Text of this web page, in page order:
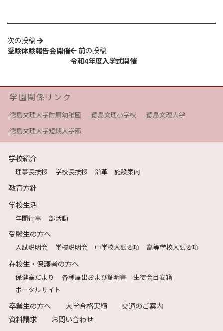
前の投稿
令和4年度入学式開催
次の投稿
受験体験報告会開催
学園関係リンク
徳島文理大学附属幼稚園 徳島文理小学校
徳島文理大学
徳島文理大学短期大学部
学校紹介
理事長挨拶 学校長挨拶 沿革 施設案内
教育方針
学校生活
年間行事 部活動
受験生の方へ
入試説明会 学校説明会 中学校入試要項 高等学校入試要項
在校生・保護者の方へ
保健室だより 各種届出および証明書
生徒会目安箱
ポータルサイト
卒業生の方へ 大学合格実績
交通のご案内
資料請求
お問い合わせ